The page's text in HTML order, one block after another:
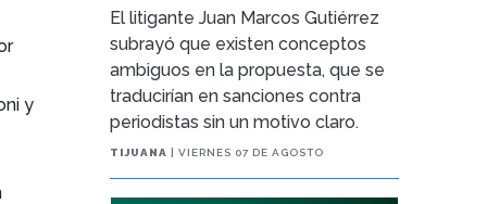
y
El litigante Juan Marcos Gutiérrez
subrayó que existen conceptos
ambiguos en la propuesta, que se
traducirían en sanciones contra
periodistas sin un motivo claro.
TIJUANA | VIERNES 07 DE AGOSTO